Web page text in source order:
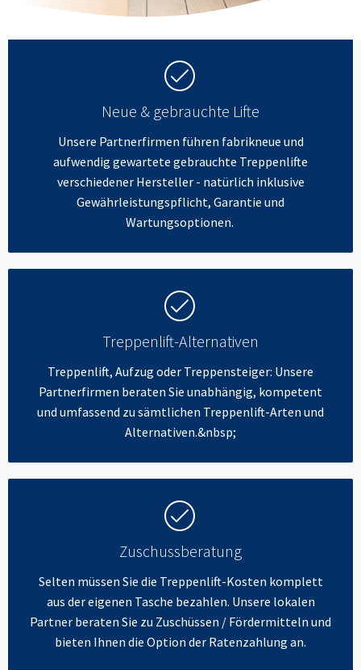
Neue & gebrauchte Lifte
Unsere Partnerfirmen führen fabrikneue und
aufwendig gewartete gebrauchte Treppenlifte
verschiedener Hersteller - natürlich inklusive
Gewährleistungspflicht, Garantie und
Wartungsoptionen.
Treppenlift-Alternativen
Treppenlift, Aufzug oder Treppensteiger: Unsere
Partnerfirmen beraten Sie unabhängig, kompetent
und umfassend zu sämtlichen Treppenlift-Arten und
Alternativen.&nbsp;
Zuschussberatung
Selten müssen Sie die Treppenlift-Kosten komplett
aus der eigenen Tasche bezahlen. Unsere lokalen
Partner beraten Sie zu Zuschüssen / Fördermitteln und
bieten Ihnen die Option der Ratenzahlung an.